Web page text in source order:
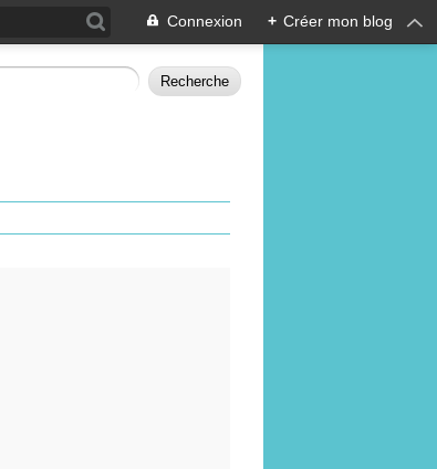
Connexion + Créer mon blog